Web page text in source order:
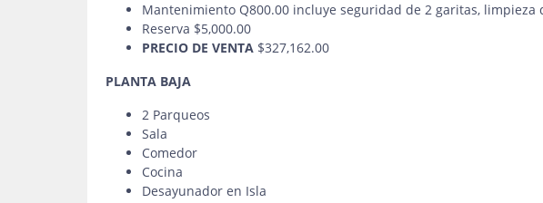
Mantenimiento Q800.00 incluye seguridad de 2 garitas, limpieza
Reserva $5,000.00
PRECIO DE VENTA $327,162.00
PLANTA BAJA
2 Parqueos
Sala
Comedor
Cocina
Desayunador en Isla